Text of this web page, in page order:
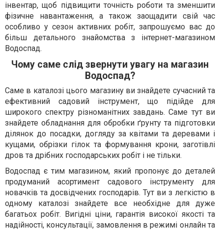
інвентар, щоб підвищити точність роботи та зменшити
фізичне навантаження, а також заощадити свій час
особливо у сезон активних робіт, запрошуємо вас до
більш детального знайомства з інтернет-магазином
Водоспад.
Чому саме слід звернути увагу на магазин
Водоспад?
Саме в каталозі цього магазину ви знайдете сучасний та
ефективний садовий інструмент, що підійде для
широкого спектру різноманітних завдань. Саме тут ви
знайдете обладнання для обробки ґрунту та підготовки
ділянок до посадки, догляду за квітами та деревами і
кущами, обрізки гілок та формування крони, заготівлі
дров та дрібних господарських робіт і не тільки.
Водоспад є тим магазином, який пропонує до деталей
продуманий асортимент садового інструменту для
новачків та досвідчених господарів. Тут ви з легкістю в
одному каталозі знайдете все необхідне для дуже
багатьох робіт. Вигідні ціни, гарантія високої якості та
надійності, консультації, замовлення в режимі онлайн та